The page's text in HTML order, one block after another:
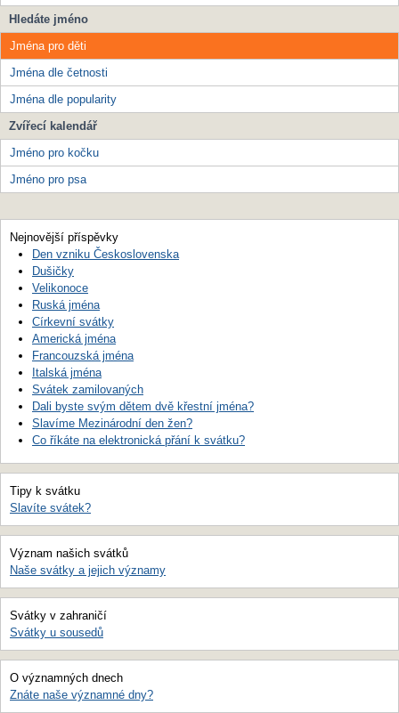
Hledáte jméno
Jména pro děti
Jména dle četnosti
Jména dle popularity
Zvířecí kalendář
Jméno pro kočku
Jméno pro psa
Nejnovější příspěvky
Den vzniku Československa
Dušičky
Velikonoce
Ruská jména
Církevní svátky
Americká jména
Francouzská jména
Italská jména
Svátek zamilovaných
Dali byste svým dětem dvě křestní jména?
Slavíme Mezinárodní den žen?
Co říkáte na elektronická přání k svátku?
Tipy k svátku
Slavíte svátek?
Význam našich svátků
Naše svátky a jejich významy
Svátky v zahraničí
Svátky u sousedů
O významných dnech
Znáte naše významné dny?